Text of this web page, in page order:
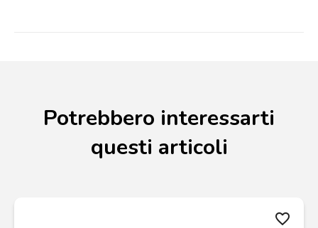
Potrebbero interessarti
questi articoli
favorite_border